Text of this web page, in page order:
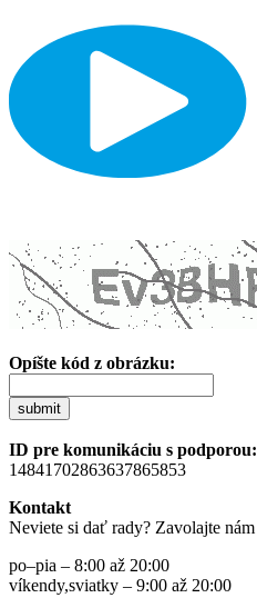
Opíšte kód z obrázku:
submit
ID pre komunikáciu s podporou:
14841702863637865853
Kontakt
Neviete si dať rady? Zavolajte nám
po–pia – 8:00 až 20:00
víkendy,sviatky – 9:00 až 20:00